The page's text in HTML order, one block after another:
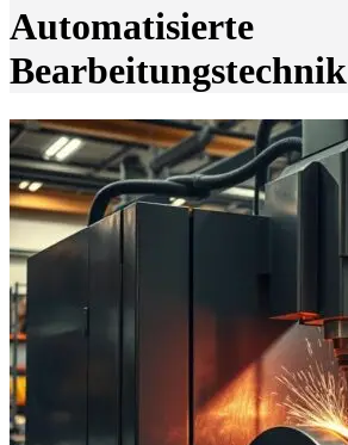
Automatisierte
Bearbeitungstechnik